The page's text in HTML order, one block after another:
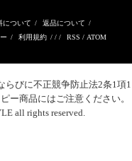
について / 返品について /
/ 利用規約 / / / RSS / ATOM
びに不正競争防止法2条1項1
ー商品にはご注意ください。
all rights reserved.